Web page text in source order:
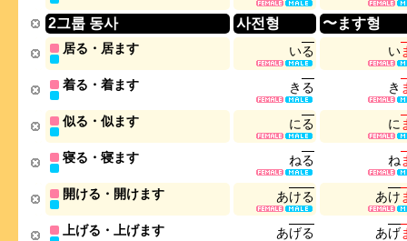
2그룹 동사 사전형 〜ます형
居る・居ます いる い
着る・着ます き る き
似る・似ます にる に
寝る・寝ます ねる ね
開ける・開けます あける あけ
上げる・上げます あげる あげ